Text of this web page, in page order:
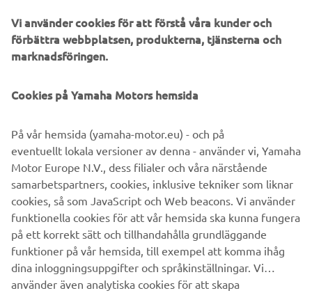
sitt strategiska läge nära tillverkare av avancerad teknik
och förstklassiga ingenjörstjänster. Sedan dess har YMRE
gått i spetsen för designprocessen för närmare 30
YMME, vilket gör dem till produkter som i sin helhet
YMIT är Yamahas italienska dotterbolag och det står för
marknadsföring, försäljning och serviceaktiviteter på den
italienska marknaden.
FLER NYHETER
Vi använder cookies för att förstå våra kunder och
förbättra webbplatsen, produkterna, tjänsterna och
marknadsföringen.
Cookies på Yamaha Motors hemsida
På vår hemsida (yamaha-motor.eu) - och på
eventuellt lokala versioner av denna - använder vi, Yamaha
Motor Europe N.V., dess filialer och våra närstående
samarbetspartners, cookies, inklusive tekniker som liknar
cookies, så som JavaScript och Web beacons. Vi använder
funktionella cookies för att vår hemsida ska kunna fungera
på ett korrekt sätt och tillhandahålla grundläggande
funktioner på vår hemsida, till exempel att komma ihåg
dina inloggningsuppgifter och språkinställningar. Vi
använder även analytiska cookies för att skapa